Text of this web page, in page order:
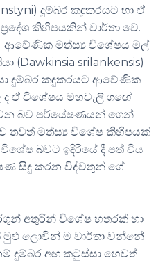
දුම්බර කඳුකරයට හා ඒ
කිහිපයකින් වාර්තා වේ.
ආවේණික මත්ස්‍ය විශේෂය මල්
(Dawkinsia srilankensis)
දුම්බර කඳුකරයට ආවේණික
ඒ විශේෂය මහවැලි ගඟේ
වන බව පර්යේෂණයන් ගෙන්
තවත් මත්ස්‍ය විශේෂ කිහිපයක්
බවට ඉදිරියේ දී පත් විය
සිදු කරන විද්වතුන් ගේ
අතුරින් විශේෂ හතරක් හා
ලොවින් ම වාර්තා වන්නේ
දුම්බර අඟ කටුස්සා හෙවත්